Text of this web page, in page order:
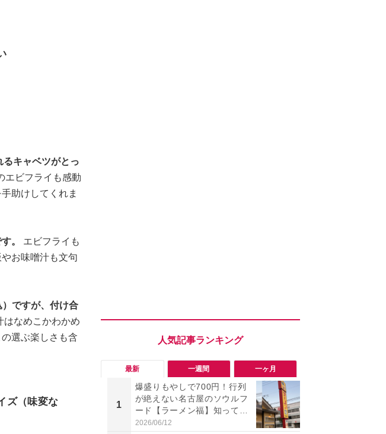
るキャベツがとっ
エビフライも感動
助けしてくれま
。
エビフライも
お味噌汁も文句
ですが、付け合
はなめこかわかめ
選ぶ楽しさも含
ズ（味変な
最新 一週間 一ヶ月
1
爆盛りもやしで700円！行列
が絶えない名古屋のソウルフ
ード【ラーメン福】知って
る？
2026/06/12